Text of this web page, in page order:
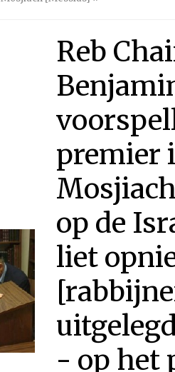
Reb
premier
op de
liet
- op het